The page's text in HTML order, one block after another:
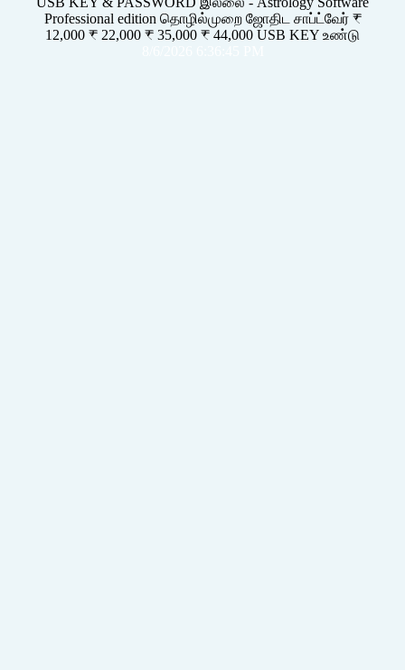
Professional edition தொழில்முறை ஜோதிட சாப்ட்வேர் ₹
12,000 ₹ 22,000 ₹ 35,000 ₹ 44,000 USB KEY உண்டு